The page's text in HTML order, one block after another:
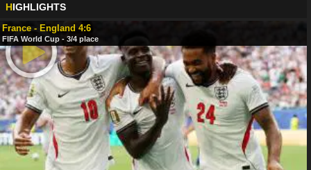
HIGHLIGHTS
France - England 4:6
FIFA World Cup - 3/4 place